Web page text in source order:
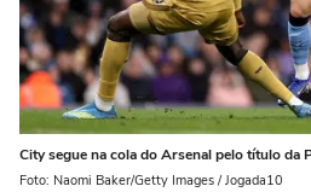
City segue na cola do Arsenal pelo título da
Foto: Naomi Baker/Getty Images / Jogada10